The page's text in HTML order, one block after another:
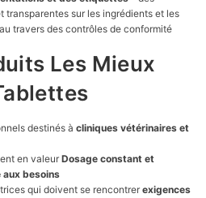
transparentes sur les ingrédients et les
travers des contrôles de conformité
Les Mieux
destinés à cliniques vétérinaires et
en valeur Dosage constant et
besoins
qui doivent se rencontrer exigences